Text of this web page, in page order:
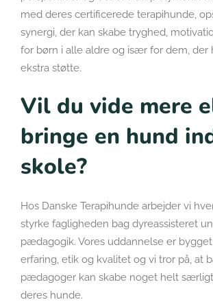
med deres certificerede terapihunde,
synergi, der kan skabe tryghed,
for børn i alle aldre og især for dem, der
ekstra støtte.
Vil du vide mere
bringe en hund
skole?
Hos Danske Terapihunde arbejder vi
styrke fagligheden bag dyreassisteret
pædagogik. Vores uddannelse er
erfaring, etik og kvalitet og vi tror på, at
pædagoger kan skabe noget helt
deres hunde.